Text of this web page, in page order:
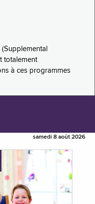
totalement
à ces programmes
samedi 8 août 2026